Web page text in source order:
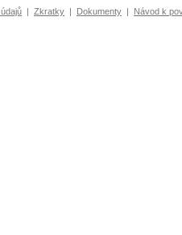
| Zkratky | Dokumenty | Návod k